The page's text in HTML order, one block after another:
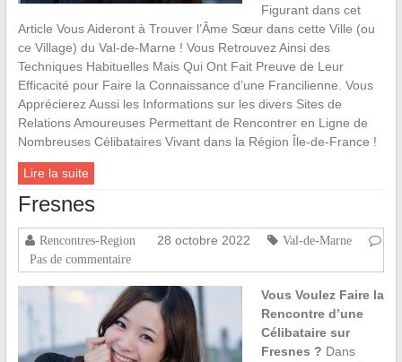
Figurant dans cet
Article Vous Aideront à Trouver l’Âme Sœur dans cette Ville (ou
ce Village) du Val-de-Marne ! Vous Retrouvez Ainsi des
Techniques Habituelles Mais Qui Ont Fait Preuve de Leur
Efficacité pour Faire la Connaissance d’une Francilienne. Vous
Apprécierez Aussi les Informations sur les divers Sites de
Relations Amoureuses Permettant de Rencontrer en Ligne de
Nombreuses Célibataires Vivant dans la Région Île-de-France !
Lire la suite
Fresnes
Rencontres-Region 28 octobre 2022
Val-de-Marne
Pas de commentaire
Vous Voulez Faire la
Rencontre d’une
Célibataire sur
Fresnes ? Dans